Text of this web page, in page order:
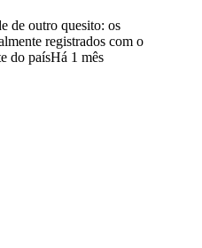
de outro quesito: os
registrados com o
do paísHá 1 mês